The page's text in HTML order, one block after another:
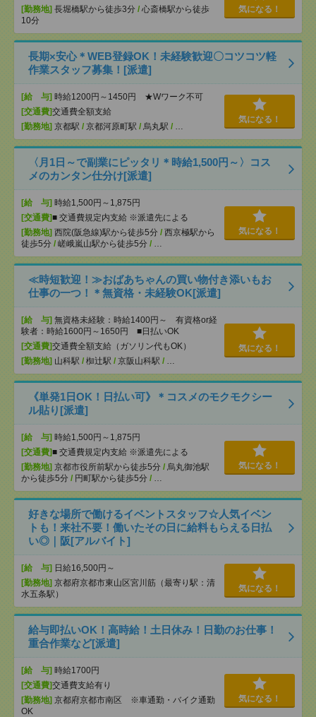
[勤務地] 長堀橋駅から徒歩3分 / 心斎橋駅から徒歩
10分
気になる！
長期×安心＊WEB登録OK！未経験歓迎〇コツコツ軽
作業スタッフ募集！[派遣]
[給 与] 時給1200円～1450円 ★Wワーク不可
[交通費]交通費全額支給
[勤務地] 京都駅 / 京都河原町駅 / 烏丸駅 / …
気になる！
〈月1日～で副業にピッタリ＊時給1,500円～〉コス
メのカンタン仕分け[派遣]
[給 与] 時給1,500円～1,875円
[交通費]■ 交通費規定内支給 ※派遣先による
[勤務地] 西院(阪急線)駅から徒歩5分 / 西京極駅から
徒歩5分 / 嵯峨嵐山駅から徒歩5分 / …
気になる！
≪時短歓迎！≫おばあちゃんの買い物付き添いもお
仕事の一つ！＊無資格・未経験OK[派遣]
[給 与] 無資格未経験：時給1400円～ 有資格or経
験者：時給1600円～1650円 ■日払いOK
[交通費]交通費全額支給（ガソリン代もOK）
[勤務地] 山科駅 / 椥辻駅 / 京阪山科駅 / …
気になる！
《単発1日OK！日払い可》＊コスメのモクモクシー
ル貼り[派遣]
[給 与] 時給1,500円～1,875円
[交通費]■ 交通費規定内支給 ※派遣先による
[勤務地] 京都市役所前駅から徒歩5分 / 烏丸御池駅
から徒歩5分 / 円町駅から徒歩5分 / …
気になる！
好きな場所で働けるイベントスタッフ☆人気イベン
トも！来社不要！働いたその日に給料もらえる日払
い◎｜阪[アルバイト]
[給 与] 日給16,500円～
[勤務地] 京都府京都市東山区宮川筋（最寄り駅：清
水五条駅）
気になる！
給与即払いOK！高時給！土日休み！日勤のお仕事！
重合作業など[派遣]
[給 与] 時給1700円
[交通費]交通費支給有り
[勤務地] 京都府京都市南区 ※車通勤・バイク通勤
OK
気になる！